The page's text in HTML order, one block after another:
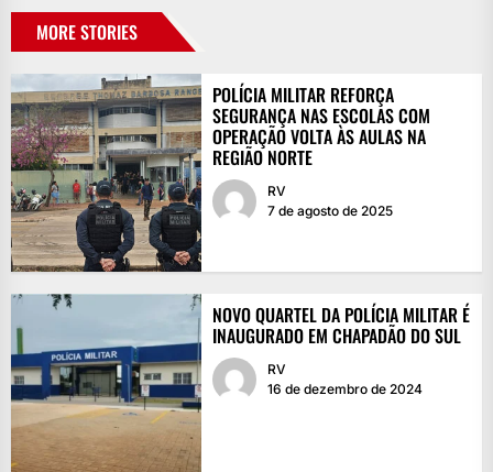
MORE STORIES
POLÍCIA MILITAR REFORÇA
SEGURANÇA NAS ESCOLAS COM
OPERAÇÃO VOLTA ÀS AULAS NA
REGIÃO NORTE
RV
7 de agosto de 2025
NOVO QUARTEL DA POLÍCIA MILITAR É
INAUGURADO EM CHAPADÃO DO SUL
RV
16 de dezembro de 2024